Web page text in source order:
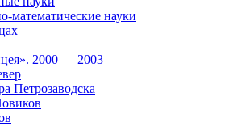
математические науки
2000 — 2003
Петрозаводска